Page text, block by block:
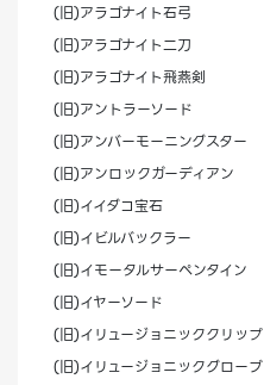
(旧)アラゴナイト石弓
(旧)アラゴナイト二刀
(旧)アラゴナイト飛燕剣
(旧)アントラーソード
(旧)アンバーモーニングスター
(旧)アンロックガーディアン
(旧)イイダコ宝石
(旧)イビルバックラー
(旧)イモータルサーペンタイン
(旧)イヤーソード
(旧)イリュージョニッククリップ
(旧)イリュージョニックグローブ